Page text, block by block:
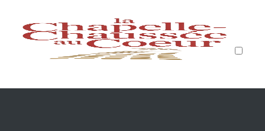
PUBLICATIONS